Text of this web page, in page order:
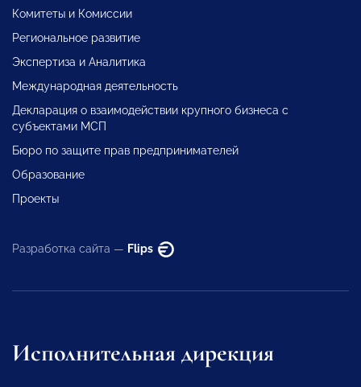
Комитеты и Комиссии
Региональное развитие
Экспертиза и Аналитика
Международная деятельность
Декларация о взаимодействии крупного бизнеса с
субъектами МСП
Бюро по защите прав предпринимателей
Образование
Проекты
Разработка сайта — Flips
Исполнительная дирекция